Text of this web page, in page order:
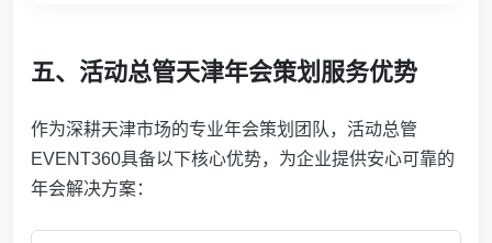
五、活动总管天津年会策划服务优势
作为深耕天津市场的专业年会策划团队，活动总管
EVENT360具备以下核心优势，为企业提供安心可靠的
年会解决方案：